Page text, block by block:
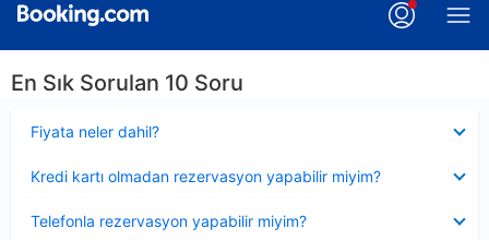
En Sık Sorulan 10 Soru
Fiyata neler dahil?
Kredi kartı olmadan rezervasyon yapabilir miyim?
Telefonla rezervasyon yapabilir miyim?